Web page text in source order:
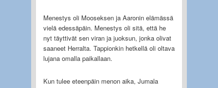
Menestys oli Mooseksen ja Aaronin elämässä
vielä edessäpäin. Menestys oli sitä, että he
nyt täyttivät sen viran ja juoksun, jonka olivat
saaneet Herralta. Tappionkin hetkellä oli oltava
lujana omalla paikallaan.
Kun tulee eteenpäin menon aika, Jumala